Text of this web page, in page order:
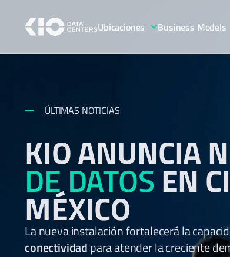
Ubicaciones Business Models
ÚLTIMAS NOTICIAS
KIO ANUNCIA
DE DATOS EN
MÉXICO
La nueva instalación fortalecerá la
conectividadpara atender la creciente